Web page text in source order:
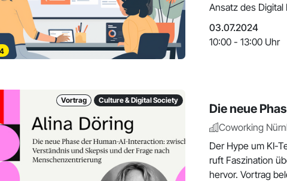
Ansatz des Digital
03.07.2024
10:00 - 13:00 Uhr
Vortrag Culture & Digital Society
Die neue
Coworking
Der Hype um KI-
ruft Faszination
hervor. Vortrag